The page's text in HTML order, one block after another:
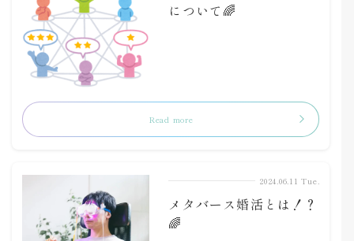
について🌈
Read more
2024.06.11 Tue.
メタバース婚活とは！？
🌈